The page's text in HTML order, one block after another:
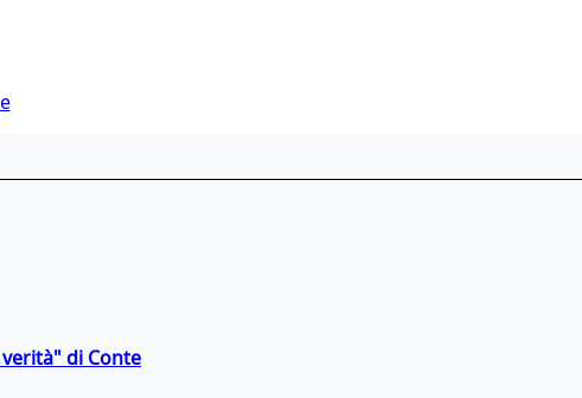
di Conte